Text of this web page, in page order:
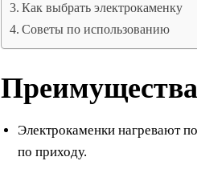
Как выбрать электрокаменку
Советы по использованию
Электрокаменки нагревают
по приходу.